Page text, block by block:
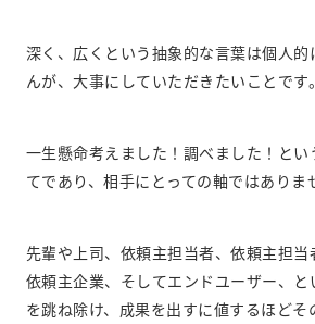
深く、広くという抽象的な言葉は個人的
んが、大事にしていただきたいことです。
一生懸命考えました！調べました！とい
てであり、相手にとっての軸ではありま
先輩や上司、依頼主担当者、依頼主担当
依頼主企業、そしてエンドユーザー、
を跳ね除け、成果を出すに値するほどそ